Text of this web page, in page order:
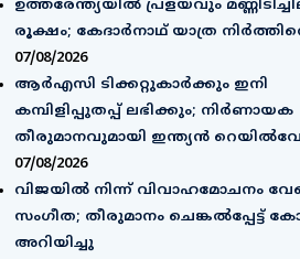
ഉത്തരേന്ത്യയിൽ പ്രളയവും
രൂക്ഷം; കേദാർനാഥ് യാത്ര
07/08/2026
ആർഎസി ടിക്കറ്റുകാർക്കും ഇനി
കമ്പിളിപ്പുതപ്പ് ലഭിക്കും; നിർണായക
തീരുമാനവുമായി ഇന്ത്യൻ
07/08/2026
വിജയിൽ നിന്ന് വിവാഹമോചനം
സംഗീത; തീരുമാനം ചെങ്കൽപ്പേട്ട്
അറിയിച്ചു